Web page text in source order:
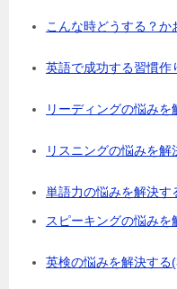
こんな時どうする？か
英語で成功する習慣作
リーディングの悩みを
リスニングの悩みを解
単語力の悩みを解決す
スピーキングの悩みを
英検の悩みを解決する